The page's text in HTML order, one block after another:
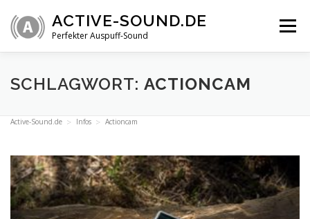
Inhalt
springen
ACTIVE-SOUND.DE
Perfekter Auspuff-Sound
Menü
ÜBERSICHT VIDEOS INFOS SHOP
SCHLAGWORT: ACTIONCAM
Active-Sound.de Infos Actioncam